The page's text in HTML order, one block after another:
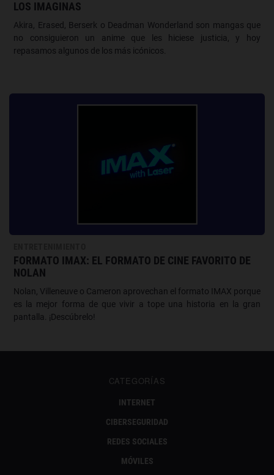
LOS IMAGINAS
Akira, Erased, Berserk o Deadman Wonderland son mangas que
no consiguieron un anime que les hiciese justicia, y hoy
repasamos algunos de los más icónicos.
FORMATO IMAX: EL FORMATO DE CINE FAVORITO DE
NOLAN
Nolan, Villeneuve o Cameron aprovechan el formato IMAX porque
es la mejor forma de que vivir a tope una historia en la gran
pantalla. ¡Descúbrelo!
CATEGORÍAS
INTERNET
CIBERSEGURIDAD
REDES SOCIALES
MÓVILES